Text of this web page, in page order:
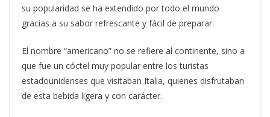
su popularidad se ha extendido por todo el mundo
gracias a su sabor refrescante y fácil de preparar.
El nombre “americano” no se refiere al continente, sino a
que fue un cóctel muy popular entre los turistas
estadounidenses que visitaban Italia, quienes disfrutaban
de esta bebida ligera y con carácter.